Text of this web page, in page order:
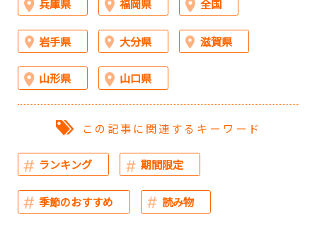
兵庫県 福岡県 全国
岩手県 大分県 滋賀県
山形県 山口県
この記事に関連するキーワード
ランキング 期間限定
季節のおすすめ 読み物